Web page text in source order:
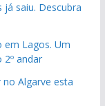
já saiu. Descubra
em Lagos. Um
andar
Algarve esta